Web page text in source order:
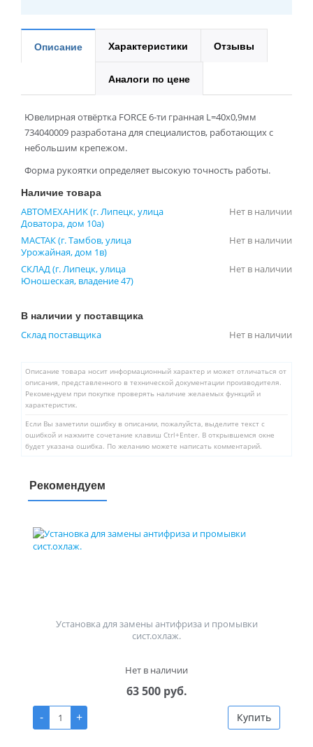
Описание Характеристики Отзывы
Аналоги по цене
Ювелирная отвёртка FORCE 6-ти гранная L=40х0,9мм
734040009 разработана для специалистов, работающих с
небольшим крепежом.
Форма рукоятки определяет высокую точность работы.
Наличие товара
АВТОМЕХАНИК (г. Липецк, улица
Доватора, дом 10а)
Нет в наличии
МАСТАК (г. Тамбов, улица
Урожайная, дом 1в)
Нет в наличии
СКЛАД (г. Липецк, улица
Юношеская, владение 47)
Нет в наличии
В наличии у поставщика
Склад поставщика Нет в наличии
Описание товара носит информационный характер и может отличаться от
описания, представленного в технической документации производителя.
Рекомендуем при покупке проверять наличие желаемых функций и
характеристик.
Если Вы заметили ошибку в описании, пожалуйста, выделите текст с
ошибкой и нажмите сочетание клавиш Ctrl+Enter. В открывшемся окне
будет указана ошибка. По желанию можете написать комментарий.
Рекомендуем
Установка для замены антифриза и промывки
сист.охлаж.
Нет в наличии
63 500 руб.
-
+ Купить